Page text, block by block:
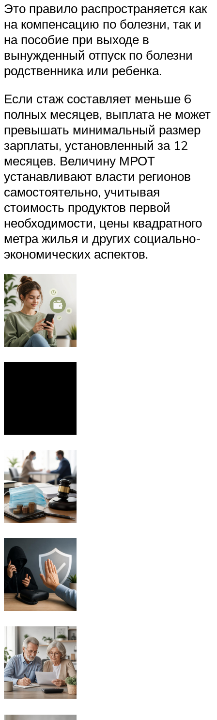
Это правило распространяется как
на компенсацию по болезни, так и
на пособие при выходе в
вынужденный отпуск по болезни
родственника или ребенка.
Если стаж составляет меньше 6
полных месяцев, выплата не может
превышать минимальный размер
зарплаты, установленный за 12
месяцев. Величину МРОТ
устанавливают власти регионов
самостоятельно, учитывая
стоимость продуктов первой
необходимости, цены квадратного
метра жилья и других социально-
экономических аспектов.